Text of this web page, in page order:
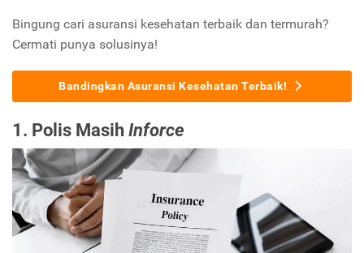
Bingung cari asuransi kesehatan terbaik dan termurah?
Cermati punya solusinya!
Bandingkan Asuransi Kesehatan Terbaik!
1. Polis MasihInforce